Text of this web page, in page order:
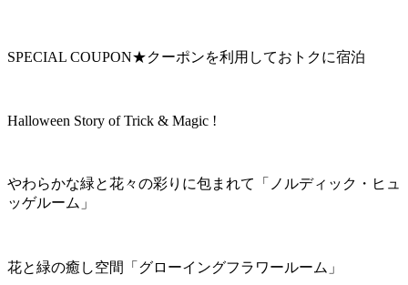
SPECIAL COUPON★クーポンを利用しておトクに宿泊
Halloween Story of Trick & Magic !
やわらかな緑と花々の彩りに包まれて「ノルディック・ヒュ
ッゲルーム」
花と緑の癒し空間「グローイングフラワールーム」